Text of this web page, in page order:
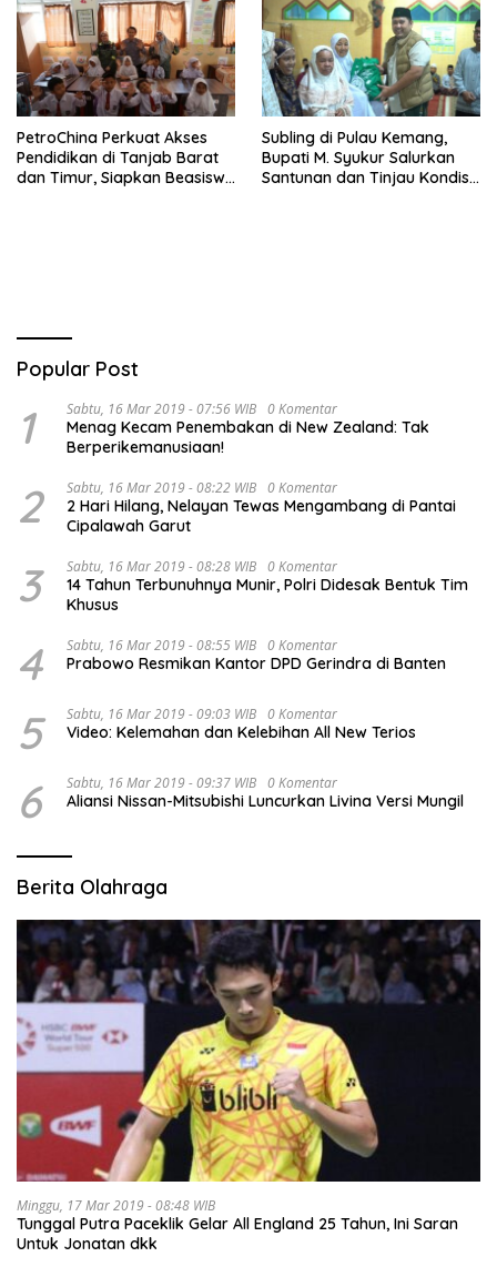
PetroChina Perkuat Akses
Pendidikan di Tanjab Barat
dan Timur, Siapkan Beasiswa
Subling di Pulau Kemang,
Bupati M. Syukur Salurkan
Santunan dan Tinjau Kondisi
Popular Post
1 Sabtu, 16 Mar 2019 - 07:56 WIB 0 Komentar
Menag Kecam Penembakan di New Zealand: Tak
Berperikemanusiaan!
2 Sabtu, 16 Mar 2019 - 08:22 WIB 0 Komentar
2 Hari Hilang, Nelayan Tewas Mengambang di Pantai
Cipalawah Garut
3 Sabtu, 16 Mar 2019 - 08:28 WIB 0 Komentar
14 Tahun Terbunuhnya Munir, Polri Didesak Bentuk Tim
Khusus
4 Sabtu, 16 Mar 2019 - 08:55 WIB 0 Komentar
Prabowo Resmikan Kantor DPD Gerindra di Banten
5 Sabtu, 16 Mar 2019 - 09:03 WIB 0 Komentar
Video: Kelemahan dan Kelebihan All New Terios
6 Sabtu, 16 Mar 2019 - 09:37 WIB 0 Komentar
Aliansi Nissan-Mitsubishi Luncurkan Livina Versi Mungil
Berita Olahraga
Minggu, 17 Mar 2019 - 08:48 WIB
Tunggal Putra Paceklik Gelar All England 25 Tahun, Ini Saran
Untuk Jonatan dkk